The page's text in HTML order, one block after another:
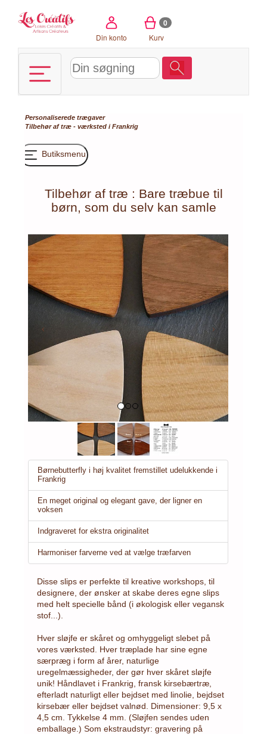
Din konto
0
Kurv
Personaliserede trægaver
Tilbehør af træ - værksted i Frankrig
Butiksmenu
Tilbehør af træ : Bare træbue til
børn, som du selv kan samle
Previous Next
Børnebutterfly i høj kvalitet fremstillet udelukkende i
Frankrig
En meget original og elegant gave, der ligner en
voksen
Indgraveret for ekstra originalitet
Harmoniser farverne ved at vælge træfarven
Disse slips er perfekte til kreative workshops, til
designere, der ønsker at skabe deres egne slips
med helt specielle bånd (i økologisk eller vegansk
stof...).
Hver sløjfe er skåret og omhyggeligt slebet på
vores værksted. Hver træplade har sine egne
særpræg i form af årer, naturlige
uregelmæssigheder, der gør hver skåret sløjfe
unik! Håndlavet i Frankrig, fransk kirsebærtræ,
efterladt naturligt eller bejdset med linolie, bejdset
kirsebær eller bejdset valnød. Dimensioner: 9,5 x
4,5 cm. Tykkelse 4 mm. (Sløjfen sendes uden
emballage.) Som ekstraudstyr: gravering på